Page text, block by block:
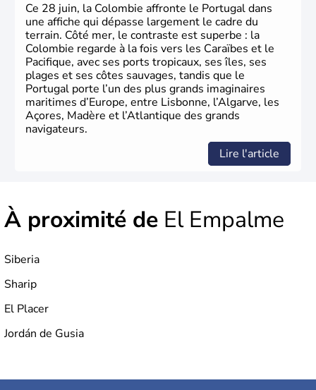
Ce 28 juin, la Colombie affronte le Portugal dans
une affiche qui dépasse largement le cadre du
terrain. Côté mer, le contraste est superbe : la
Colombie regarde à la fois vers les Caraïbes et le
Pacifique, avec ses ports tropicaux, ses îles, ses
plages et ses côtes sauvages, tandis que le
Portugal porte l’un des plus grands imaginaires
maritimes d’Europe, entre Lisbonne, l’Algarve, les
Açores, Madère et l’Atlantique des grands
navigateurs.
Lire l'article
À proximité de El Empalme
Siberia
Sharip
El Placer
Jordán de Gusia